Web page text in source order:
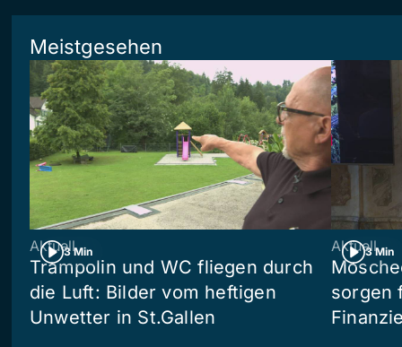
Meistgesehen
3 Min
Aktuell
Trampolin und WC fliegen durch
die Luft: Bilder vom heftigen
Unwetter in St.Gallen
3 Min
Aktuell
sorgen